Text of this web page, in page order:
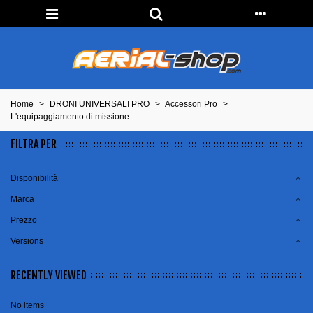
Home > DRONI UNIVERSALI PRO > Accessori Pro >
L'equipaggiamento di missione
FILTRA PER
Disponibilità
Marca
Prezzo
Versions
RECENTLY VIEWED
No items